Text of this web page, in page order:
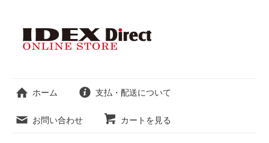
ホーム 支払・配送について
お問い合わせ カートを見る